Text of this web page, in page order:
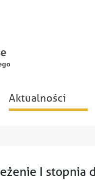
Aktualności
I stopnia